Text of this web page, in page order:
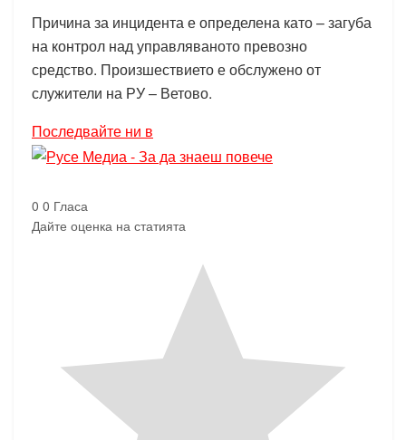
Причина за инцидента е определена като – загуба
на контрол над управляваното превозно
средство. Произшествието е обслужено от
служители на РУ – Ветово.
Последвайте ни в
0 0 Гласа
Дайте оценка на статията